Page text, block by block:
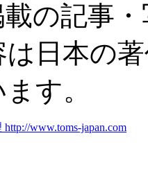
の記事
日本の
す。
http://www.toms-japan.com